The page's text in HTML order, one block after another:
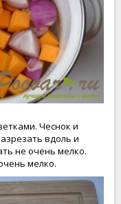
Чеснок и
вдоль и
не очень мелко.
мелко.